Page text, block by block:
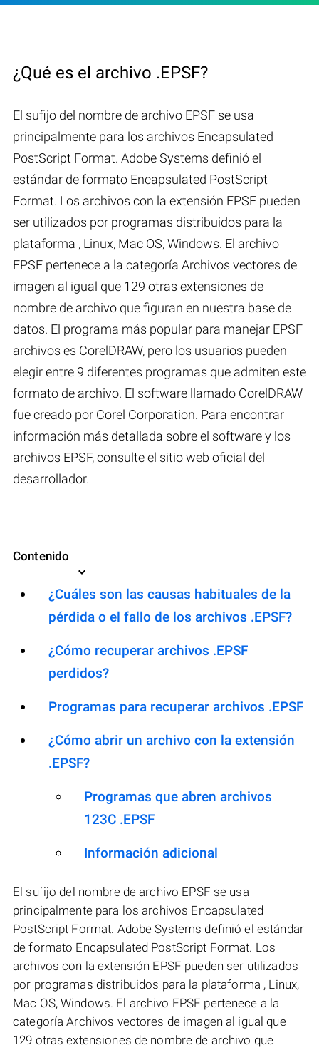
¿Qué es el archivo .EPSF?
El sufijo del nombre de archivo EPSF se usa
principalmente para los archivos Encapsulated
PostScript Format. Adobe Systems definió el
estándar de formato Encapsulated PostScript
Format. Los archivos con la extensión EPSF pueden
ser utilizados por programas distribuidos para la
plataforma , Linux, Mac OS, Windows. El archivo
EPSF pertenece a la categoría Archivos vectores de
imagen al igual que 129 otras extensiones de
nombre de archivo que figuran en nuestra base de
datos. El programa más popular para manejar EPSF
archivos es CorelDRAW, pero los usuarios pueden
elegir entre 9 diferentes programas que admiten este
formato de archivo. El software llamado CorelDRAW
fue creado por Corel Corporation. Para encontrar
información más detallada sobre el software y los
archivos EPSF, consulte el sitio web oficial del
desarrollador.
Contenido
¿Cuáles son las causas habituales de la
pérdida o el fallo de los archivos .EPSF?
¿Cómo recuperar archivos .EPSF
perdidos?
Programas para recuperar archivos .EPSF
¿Cómo abrir un archivo con la extensión
.EPSF?
Programas que abren archivos
123C .EPSF
Información adicional
El sufijo del nombre de archivo EPSF se usa
principalmente para los archivos Encapsulated
PostScript Format. Adobe Systems definió el estándar
de formato Encapsulated PostScript Format. Los
archivos con la extensión EPSF pueden ser utilizados
por programas distribuidos para la plataforma , Linux,
Mac OS, Windows. El archivo EPSF pertenece a la
categoría Archivos vectores de imagen al igual que
129 otras extensiones de nombre de archivo que